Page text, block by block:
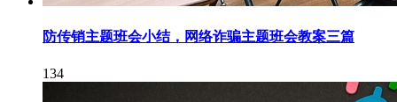
防传销主题班会小结，网络诈骗主题班会教案三篇
134